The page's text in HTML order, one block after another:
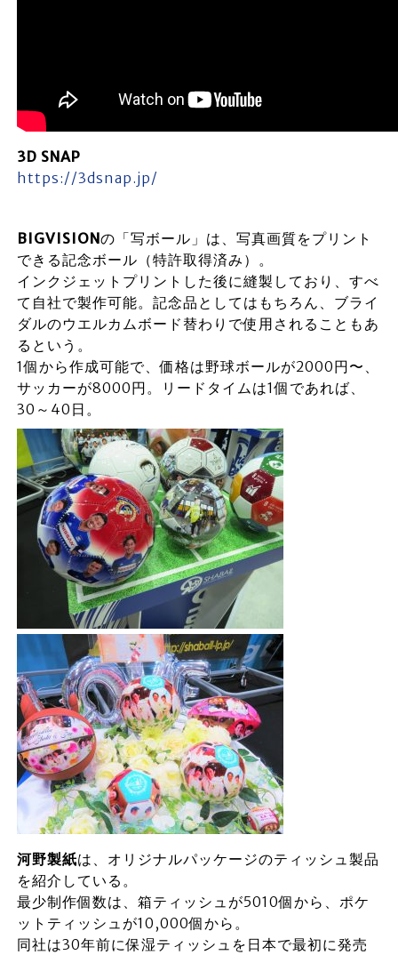
3D SNAP
https://3dsnap.jp/
BIGVISIONの「写ボール」は、写真画質をプリント
できる記念ボール（特許取得済み）。
インクジェットプリントした後に縫製しており、すべ
て自社で製作可能。記念品としてはもちろん、ブライ
ダルのウエルカムボード替わりで使用されることもあ
るという。
1個から作成可能で、価格は野球ボールが2000円〜、
サッカーが8000円。リードタイムは1個であれば、
30～40日。
河野製紙は、オリジナルパッケージのティッシュ製品
を紹介している。
最少制作個数は、箱ティッシュが5010個から、ポケ
ットティッシュが10,000個から。
同社は30年前に保湿ティッシュを日本で最初に発売